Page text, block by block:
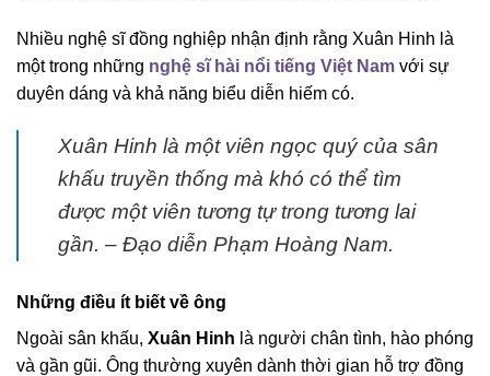
Nhiều nghệ sĩ đồng nghiệp nhận định rằng Xuân Hinh là
một trong những nghệ sĩ hài nổi tiếng Việt Nam với sự
duyên dáng và khả năng biểu diễn hiếm có.
Xuân Hinh là một viên ngọc quý của sân
khấu truyền thống mà khó có thể tìm
được một viên tương tự trong tương lai
gần. – Đạo diễn Phạm Hoàng Nam.
Những điều ít biết về ông
Ngoài sân khấu, Xuân Hinh là người chân tình, hào phóng
và gần gũi. Ông thường xuyên dành thời gian hỗ trợ đồng